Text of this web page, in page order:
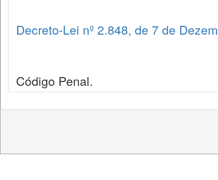
Decreto-Lei nº 2.848, de 7 de
Código Penal.